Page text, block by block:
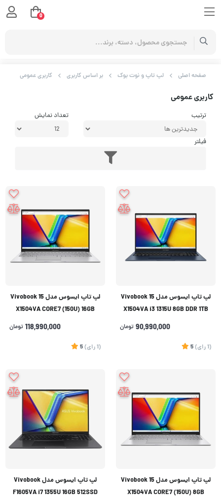
صفحه اصلی لپ تاپ و نوت بوک بر اساس کاربری کاربری عمومی
کاربری عمومی
ترتیب تعداد نمایش
فیلتر
لپ تاپ ایسوس مدل Vivobook 15
X1504VA i3 1315U 8GB DDR 1TB
90,990,000 تومان
(1 رای)
5
لپ تاپ ایسوس مدل Vivobook 15
X1504VA CORE7 (150U) 16GB
DDR4 512GB
118,990,000 تومان
(1 رای)
5
لپ تاپ ایسوس مدل Vivobook 15
X1504VA CORE7 (150U) 8GB
لپ تاپ ایسوس مدل Vivobook
F1605VA i7 1355U 16GB 512SSD
0